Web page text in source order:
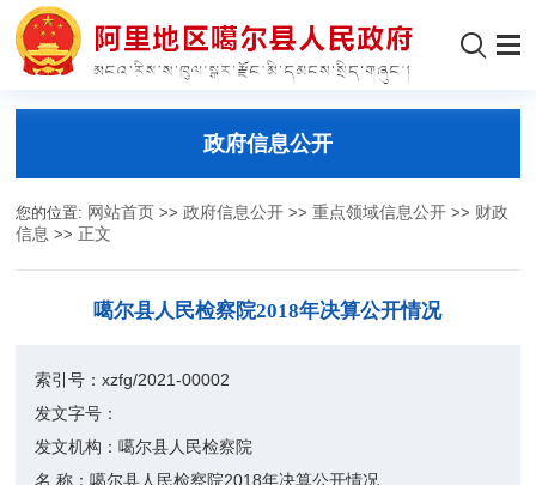
政府信息公开
您的位置: 网站首页 >>政府信息公开 >>重点领域信息公开 >> 财政
信息 >> 正文
噶尔县人民检察院2018年决算公开情况
索引号：xzfg/2021-00002
发文字号：
发文机构：噶尔县人民检察院
名 称：噶尔县人民检察院2018年决算公开情况